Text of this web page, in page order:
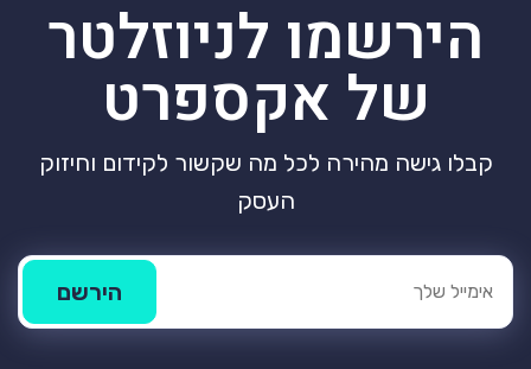
הירשמו לניוזלטר
של אקספרט
קבלו גישה מהירה לכל מה שקשור לקידום וחיזוק
העסק